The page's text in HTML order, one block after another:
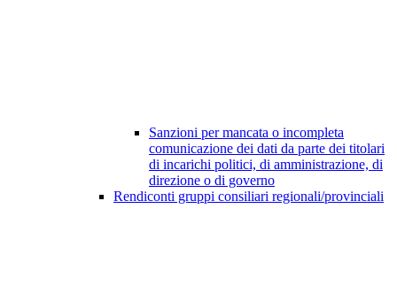
Sanzioni per mancata o incompleta
comunicazione dei dati da parte dei titolari
di incarichi politici, di amministrazione, di
direzione o di governo
Rendiconti gruppi consiliari regionali/provinciali